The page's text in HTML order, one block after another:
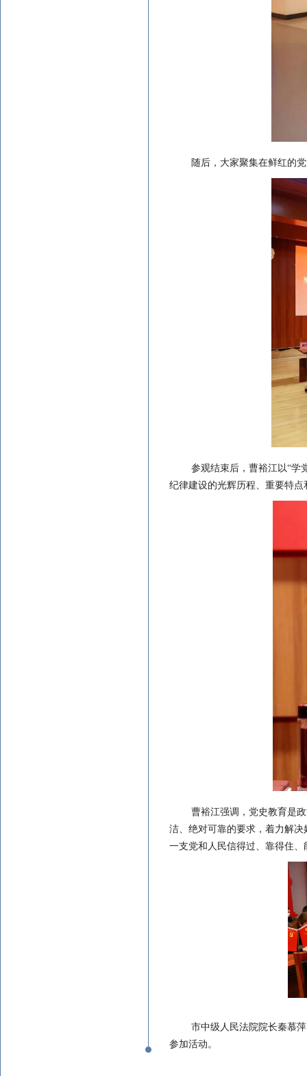
随后，大家聚集在鲜红的
参观结束后，曹裕江以“学
纪律建设的光辉历程、重要特
曹裕江强调 ， 党史教育是
洁、绝对可靠的要求，着力解
一支党和人民信得过、靠得住
市中级人民法院院长秦慕
参加活动。